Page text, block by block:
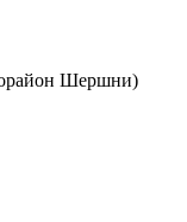
Шершни)